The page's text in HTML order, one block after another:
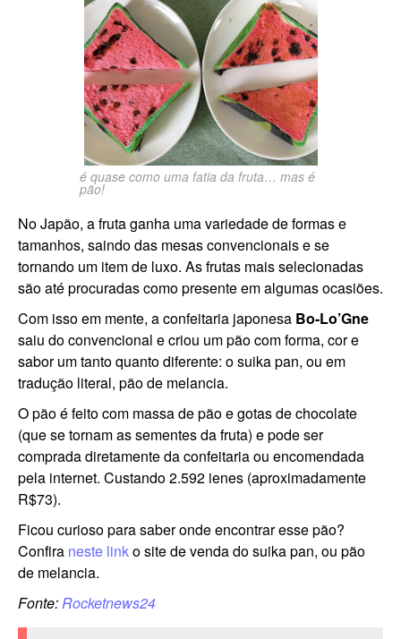
é quase como uma fatia da fruta… mas é
pão!
No Japão, a fruta ganha uma variedade de formas e
tamanhos, saindo das mesas convencionais e se
tornando um item de luxo. As frutas mais selecionadas
são até procuradas como presente em algumas ocasiões.
Com isso em mente, a confeitaria japonesa Bo-Lo’Gne
saiu do convencional e criou um pão com forma, cor e
sabor um tanto quanto diferente: o suika pan, ou em
tradução literal, pão de melancia.
O pão é feito com massa de pão e gotas de chocolate
(que se tornam as sementes da fruta) e pode ser
comprada diretamente da confeitaria ou encomendada
pela internet. Custando 2.592 ienes (aproximadamente
R$73).
Ficou curioso para saber onde encontrar esse pão?
Confira neste linko site de venda do suika pan, ou pão
de melancia.
Fonte:Rocketnews24